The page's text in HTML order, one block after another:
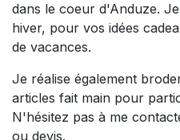
dans le coeur d'Anduze.
hiver, pour vos idées
de vacances.
Je réalise également
articles fait main pour
N'hésitez pas à me
ou devis.